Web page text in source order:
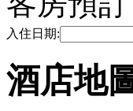
入住日期:
酒店地